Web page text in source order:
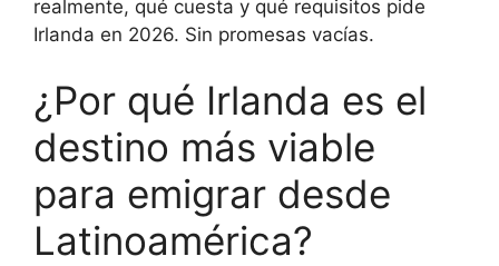
realmente, qué cuesta y qué requisitos pide
Irlanda en 2026. Sin promesas vacías.
¿Por qué Irlanda es el
destino más viable
para emigrar desde
Latinoamérica?